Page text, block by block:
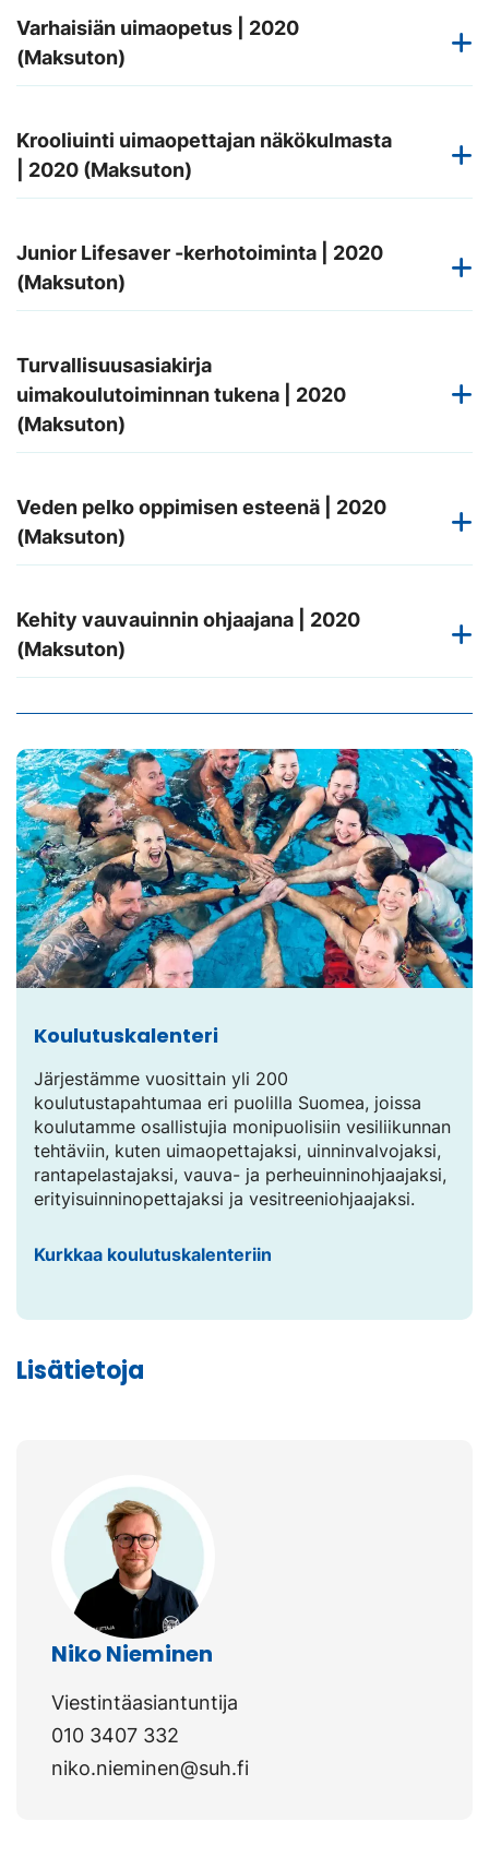
Varhaisiän uimaopetus | 2020
(Maksuton)
Krooliuinti uimaopettajan näkökulmasta
| 2020 (Maksuton)
Junior Lifesaver -kerhotoiminta | 2020
(Maksuton)
Turvallisuusasiakirja
uimakoulutoiminnan tukena | 2020
(Maksuton)
Veden pelko oppimisen esteenä | 2020
(Maksuton)
Kehity vauvauinnin ohjaajana | 2020
(Maksuton)
Koulutuskalenteri
Järjestämme vuosittain yli 200
koulutustapahtumaa eri puolilla Suomea, joissa
koulutamme osallistujia monipuolisiin vesiliikunnan
tehtäviin, kuten uimaopettajaksi, uinninvalvojaksi,
rantapelastajaksi, vauva- ja perheuinninohjaajaksi,
erityisuinninopettajaksi ja vesitreeniohjaajaksi.
Kurkkaa koulutuskalenteriin
Lisätietoja
Niko Nieminen
Viestintäasiantuntija
010 3407 332
niko.nieminen@suh.fi